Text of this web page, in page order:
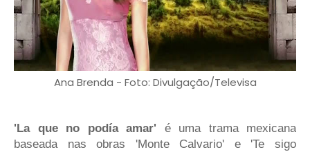
Ana Brenda - Foto: Divulgação/Televisa
'La que no podía amar' é uma trama mexicana
baseada nas obras 'Monte Calvario' e 'Te sigo